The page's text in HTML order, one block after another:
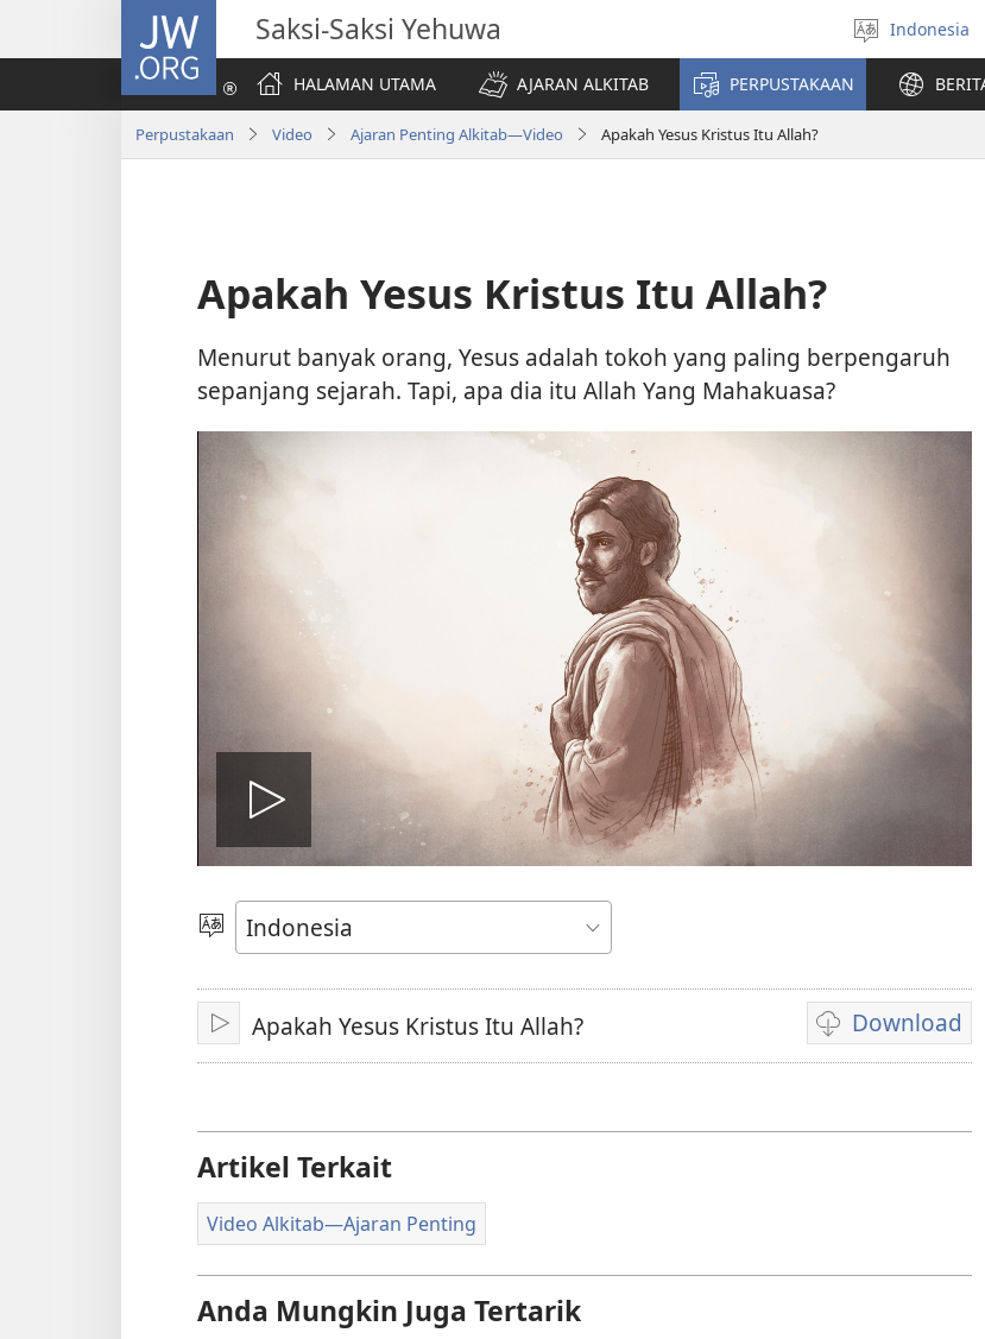
JW.ORG Saksi-Saksi Yehuwa
Pilih
bahasa
Indonesia
HALAMAN UTAMA
AJARAN ALKITAB PERPUSTAKAAN
Perpustakaan Video Ajaran Penting Alkitab—Video Apakah Yesus Kristus Itu Allah?
Apakah Yesus Kristus Itu Allah?
Menurut banyak orang, Yesus adalah tokoh yang paling berpengaruh
sepanjang sejarah. Tapi, apa dia itu Allah Yang Mahakuasa?
Putar
video
Pilih
Bahasa
Mainkan
Apakah Yesus Kristus Itu Allah? Download
Pilihan
download
Artikel Terkait
Video Alkitab​—Ajaran Penting
Anda Mungkin Juga Tertarik